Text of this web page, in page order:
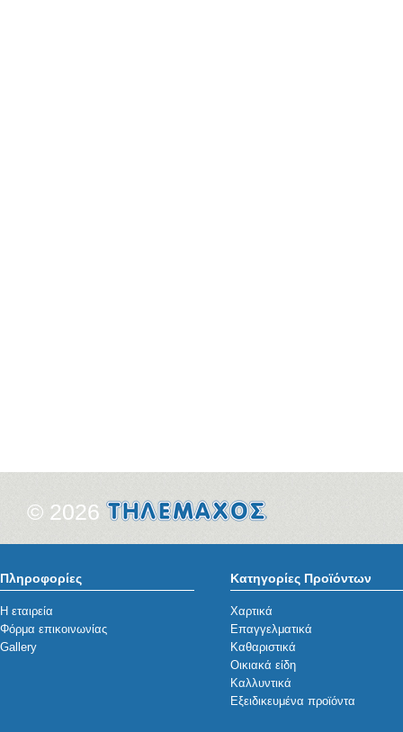
© 2026
Πληροφορίες
Η εταιρεία
Φόρμα επικοινωνίας
Gallery
Κατηγορίες Προϊόντων
Χαρτικά
Επαγγελματικά
Καθαριστικά
Οικιακά είδη
Καλλυντικά
Εξειδικευμένα προϊόντα